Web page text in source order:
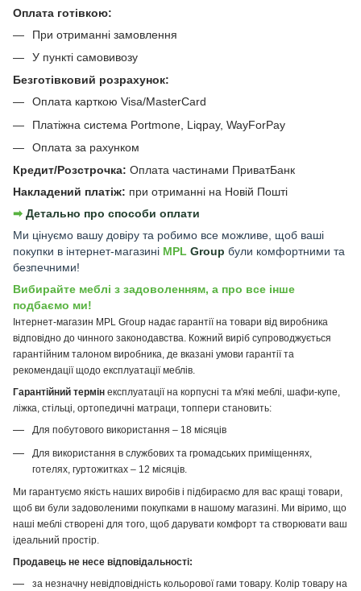
Оплата готівкою:
При отриманні замовлення
У пункті самовивозу
Безготівковий розрахунок:
Оплата карткою Visa/MasterCard
Платіжна система Portmone, Liqpay, WayForPay
Оплата за рахунком
Кредит/Розстрочка: Оплата частинами ПриватБанк
Накладений платіж: при отриманні на Новій Пошті
➡︎ Детально про способи оплати
Ми цінуємо вашу довіру та робимо все можливе, щоб ваші
покупки в інтернет-магазині MPL Group були комфортними та
безпечними!
Вибирайте меблі з задоволенням, а про все інше
подбаємо ми!
Інтернет-магазин MPL Group надає гарантії на товари від виробника
відповідно до чинного законодавства. Кожний виріб супроводжується
гарантійним талоном виробника, де вказані умови гарантії та
рекомендації щодо експлуатації меблів.
Гарантійний термін експлуатації на корпусні та м'які меблі, шафи-купе,
ліжка, стільці, ортопедичні матраци, топпери становить:
Для побутового використання – 18 місяців
Для використання в службових та громадських приміщеннях,
готелях, гуртожитках – 12 місяців.
Ми гарантуємо якість наших виробів і підбираємо для вас кращі товари,
щоб ви були задоволеними покупками в нашому магазині. Ми віримо, що
наші меблі створені для того, щоб дарувати комфорт та створювати ваш
ідеальний простір.
Продавець не несе відповідальності:
за незначну невідповідність кольорової гами товару. Колір товару на